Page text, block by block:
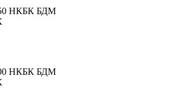
НКБК БДМ
НКБК БДМ